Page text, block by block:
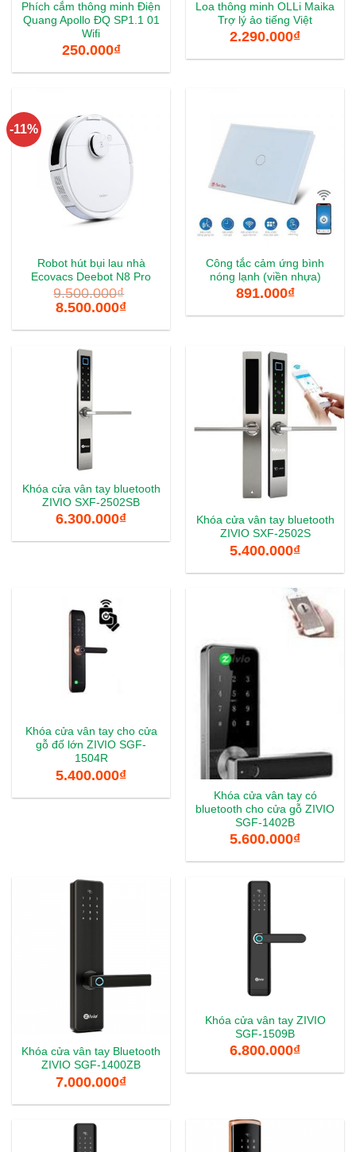
Phích cắm thông minh Điện
Quang Apollo ĐQ SP1.1 01
Wifi
250.000₫
Loa thông minh OLLi Maika
Trợ lý ảo tiếng Việt
2.290.000₫
-11%
Robot hút bụi lau nhà
Ecovacs Deebot N8 Pro
9.500.000₫
8.500.000₫
Công tắc cảm ứng bình
nóng lạnh (viền nhựa)
891.000₫
Khóa cửa vân tay bluetooth
ZIVIO SXF-2502SB
6.300.000₫
Khóa cửa vân tay bluetooth
ZIVIO SXF-2502S
5.400.000₫
Khóa cửa vân tay cho cửa
gỗ đố lớn ZIVIO SGF-
1504R
5.400.000₫
Khóa cửa vân tay có
bluetooth cho cửa gỗ ZIVIO
SGF-1402B
5.600.000₫
Khóa cửa vân tay Bluetooth
ZIVIO SGF-1400ZB
7.000.000₫
Khóa cửa vân tay ZIVIO
SGF-1509B
6.800.000₫